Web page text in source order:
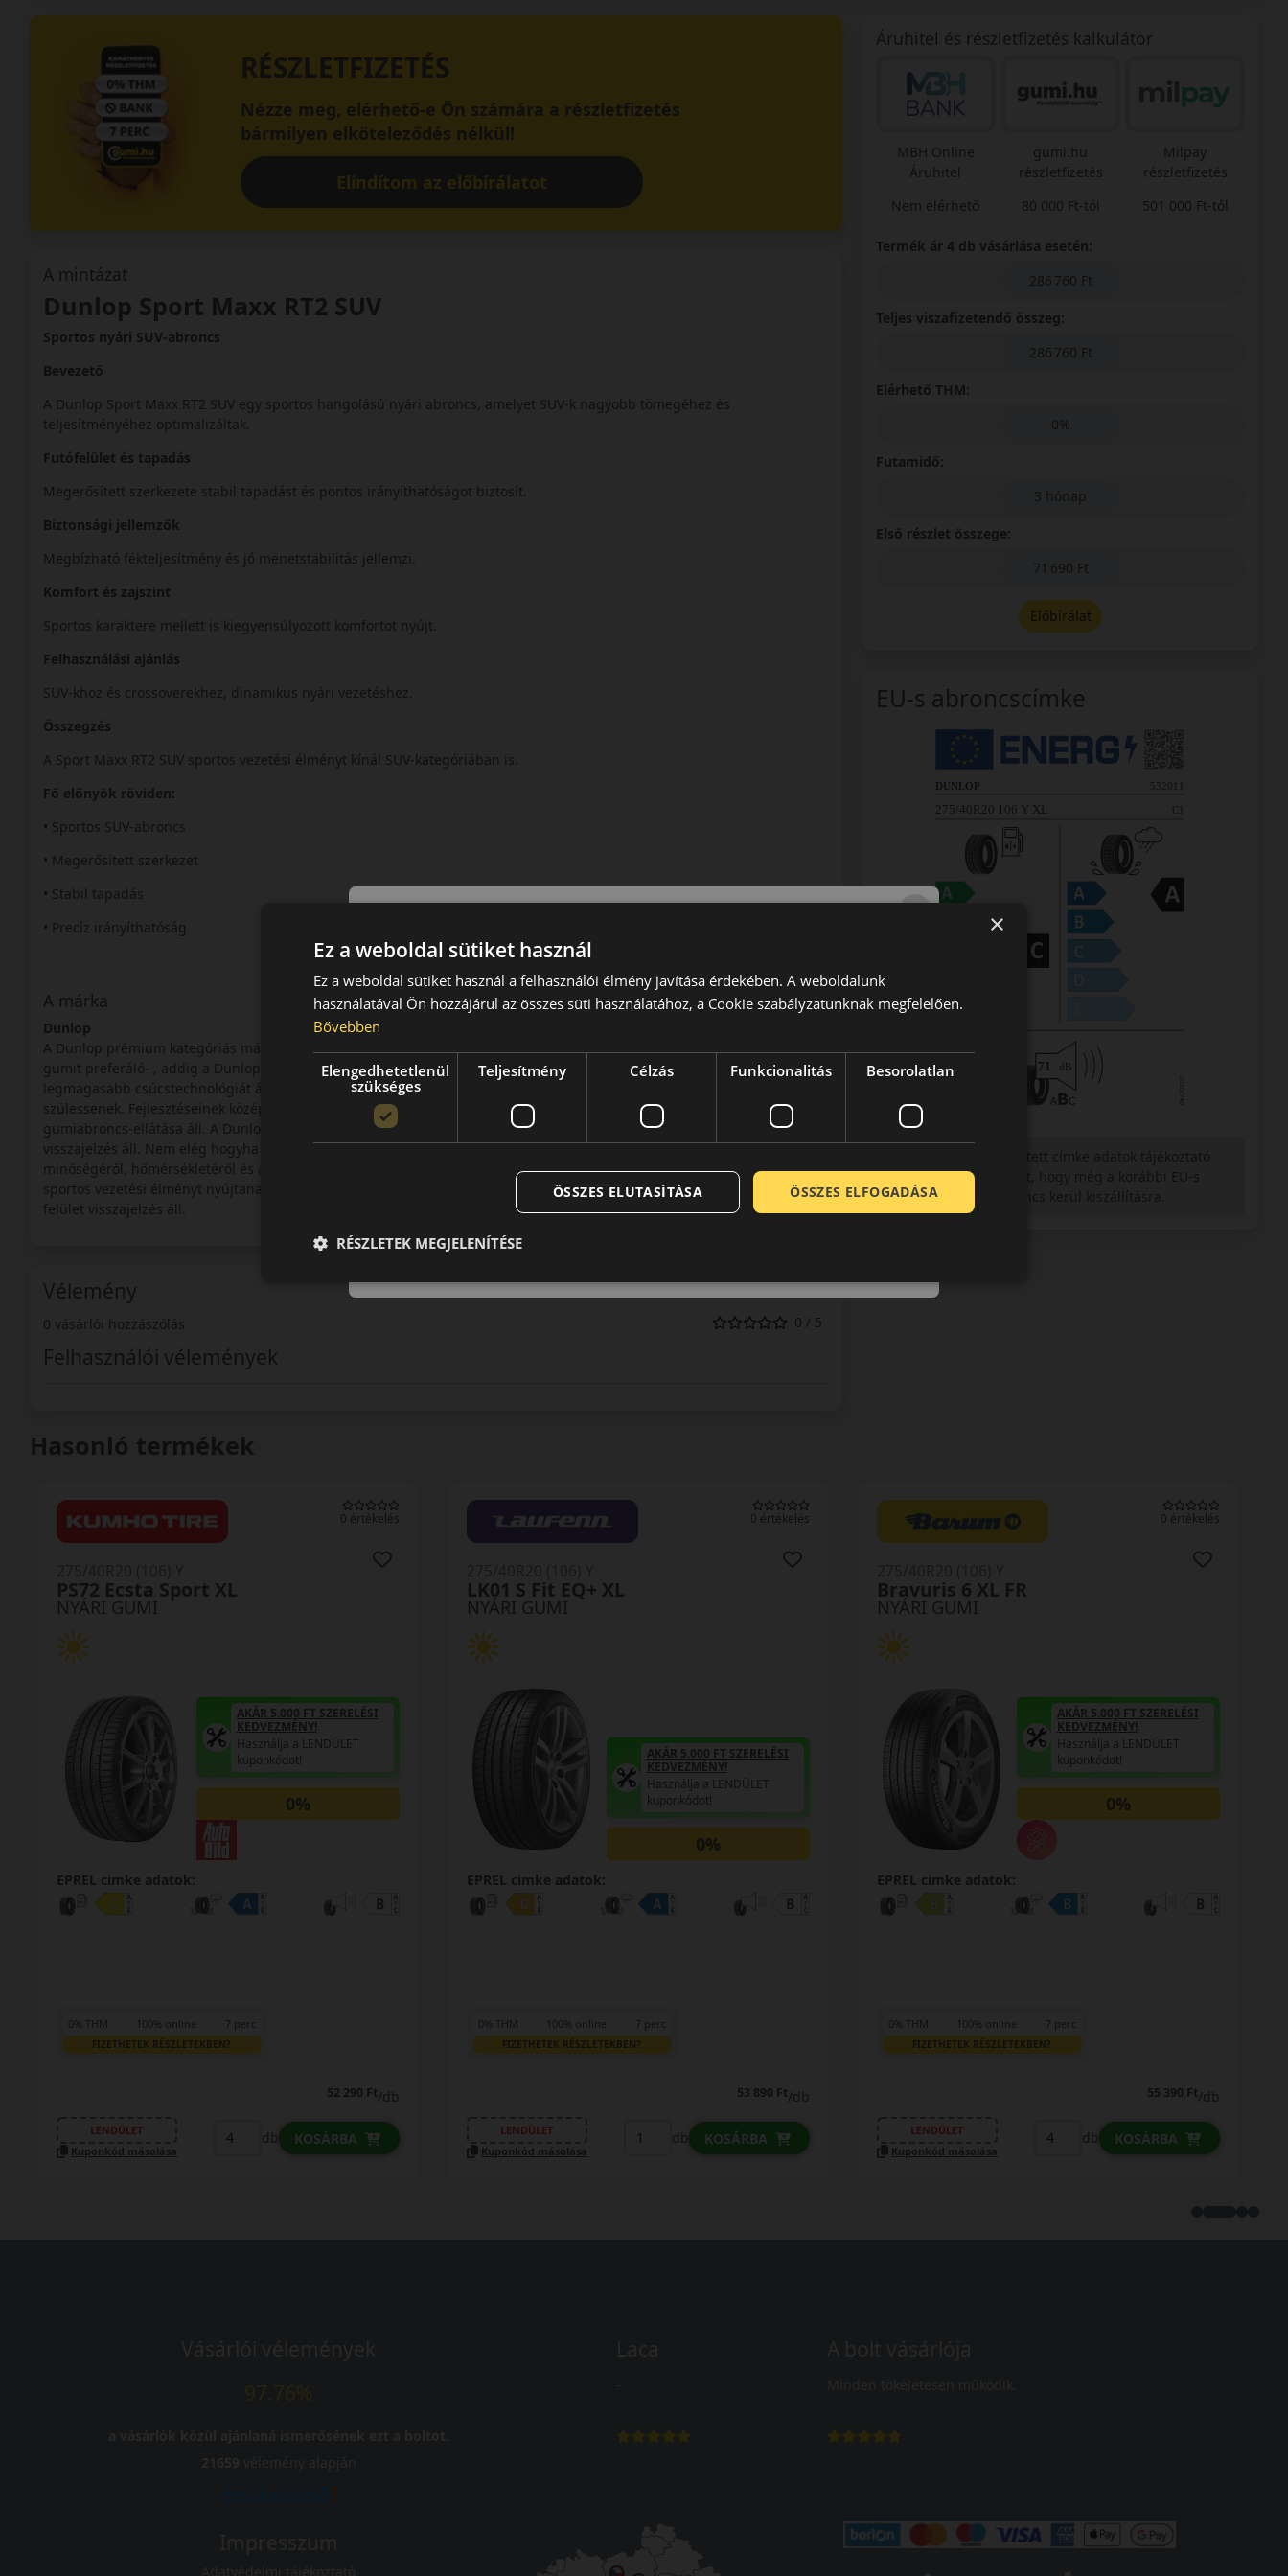
RÉSZLETFIZETÉS
Nézze meg, elérhető-e Ön számára a részletfizetés
bármilyen elköteleződés nélkül!
Elindítom az előbírálatot
A mintázat
Dunlop Sport Maxx RT2 SUV
Sportos nyári SUV-abroncs
Bevezető
A Dunlop Sport Maxx RT2 SUV egy sportos hangolású nyári abroncs, amelyet SUV-k nagyobb tömegéhez és
teljesítményéhez optimalizáltak.
Futófelület és tapadás
Megerősített szerkezete stabil tapadást és pontos irányíthatóságot biztosít.
Biztonsági jellemzők
Megbízható fékteljesítmény és jó menetstabilitás jellemzi.
Komfort és zajszint
Sportos karaktere mellett is kiegyensúlyozott komfortot nyújt.
Felhasználási ajánlás
SUV-khoz és crossoverekhez, dinamikus nyári vezetéshez.
Összegzés
A Sport Maxx RT2 SUV sportos vezetési élményt kínál SUV-kategóriában is.
Fő előnyök röviden:
• Sportos SUV-abroncs
• Megerősített szerkezet
• Stabil tapadás
• Precíz irányíthatóság
A márka
Dunlop
A Dunlop prémium kategóriás márka, a Goodyear-Dunlop csoport névadó tagja. Míg a Goodyear a csendes, komfortos
gumit preferáló- , addig a Dunlop a fiatalos, sportosan vezető vásárlók igényeit kívánja kielégíteni. Termékei a
legmagasabb csúcstechnológiát állítják a gumigyártás szolgálatába úgy, hogy abból az élmény-autózás kellékei
szülessenek. Fejlesztéseinek középpontjában a sport-szedánok és nagyméretű, felső kategóriás limuzinok, SUV-k
gumiabroncs-ellátása áll. A Dunlop fejlesztési filozófiájának középpontjában a magas irányíthatóság és a pontos
visszajelzés áll. Nem elég hogyha az abroncs jól követi az utasításokat, pontos visszajelzést is kell nyújtania az út
minőségéről, hőmérsékletéről és a felületen jelentkező tapadási viszonyokról. A Dunlop gumik nagy biztonságosságot és
sportos vezetési élményt nyújtanak, mert a fejlesztések középpontjában mindíg a kiválló irányíthatóság és a pontos
felület visszajelzés áll.
Vélemény
0 vásárlói hozzászólás 0 / 5
Felhasználói vélemények
Áruhitel és részletfizetés kalkulátor
MBH Online
Áruhitel
Nem elérhető
gumi.hu
részletfizetés
80 000 Ft-tól
Milpay
részletfizetés
501 000 Ft-tól
Termék ár 4 db vásárlása esetén:
286 760 Ft
Teljes viszafizetendő összeg:
286 760 Ft
Elérhető THM:
0%
Futamidő:
3 hónap
Első részlet összege:
71 690 Ft
Előbírálat
EU-s abroncscímke
jellegűek. Előfordulhat, hogy még a korábbi EU-s
címkével ellátott abroncs kerül kiszállításra.
Hasonló termékek
0 értékelés
NYÁRI GUMI
PS72 Ecsta Sport XL
AKÁR 5.000 FT SZERELÉSI
KEDVEZMÉNY!
Használja a LENDÜLET
kuponkódot!
0%
EPREL cimke adatok:
0% THM 100% online 7 perc
FIZETHETEK RÉSZLETEKBEN?
52 290 Ft/db
LENDÜLET
Kuponkód másolása
db KOSÁRBA
0 értékelés
NYÁRI GUMI
LK01 S Fit EQ+ XL
AKÁR 5.000 FT SZERELÉSI
KEDVEZMÉNY!
Használja a LENDÜLET
kuponkódot!
0%
EPREL cimke adatok:
0% THM 100% online 7 perc
FIZETHETEK RÉSZLETEKBEN?
53 890 Ft/db
LENDÜLET
Kuponkód másolása
db KOSÁRBA
0 értékelés
NYÁRI GUMI
Bravuris 6 XL FR
AKÁR 5.000 FT SZERELÉSI
KEDVEZMÉNY!
Használja a LENDÜLET
kuponkódot!
0%
EPREL cimke adatok:
0% THM 100% online 7 perc
FIZETHETEK RÉSZLETEKBEN?
55 390 Ft/db
LENDÜLET
Kuponkód másolása
db KOSÁRBA
×
Ez a weboldal sütiket használ
Ez a weboldal sütiket használ a felhasználói élmény javítása érdekében. A weboldalunk
használatával Ön hozzájárul az összes süti használatához, a Cookie szabályzatunknak megfelelően.
Bővebben
Elengedhetetlenül
szükséges
Teljesítmény Célzás Funkcionalitás Besorolatlan
ÖSSZES ELFOGADÁSA
ÖSSZES ELUTASÍTÁSA
RÉSZLETEK MEGJELENÍTÉSE